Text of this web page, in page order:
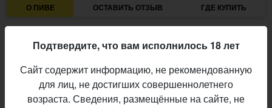
О ПИВЕ ОСТАВИТЬ ОТЗЫВ ГДЕ КУПИТЬ
Пивоварня:
Алкоголь:
4,8%
Горечь:
13 IBU
Начало
Подтвердите, что вам исполнилось 18 лет
Сайт содержит информацию, не рекомендованную
для лиц, не достигших совершеннолетнего
возраста. Сведения, размещённые на сайте, не